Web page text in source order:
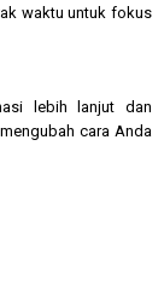
waktu untuk fokus
lebih lanjut dan
cara Anda